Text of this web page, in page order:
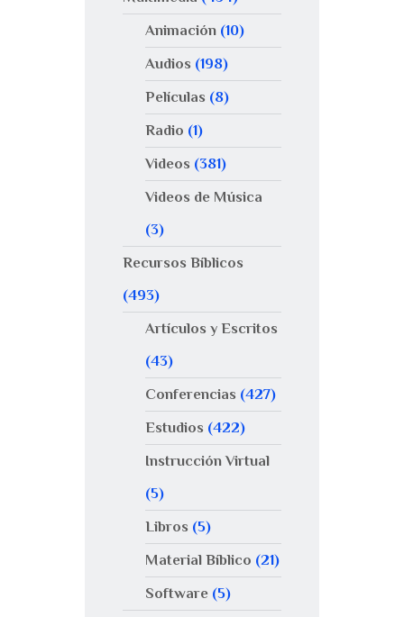
Animación(10)
Audios (198)
Películas (8)
Radio (1)
Videos (381)
Videos de Música
(3)
Recursos Bíblicos
(493)
Artículos y Escritos
(43)
Conferencias (427)
Estudios (422)
Instrucción Virtual
(5)
Libros (5)
Material Bíblico (21)
Software(5)